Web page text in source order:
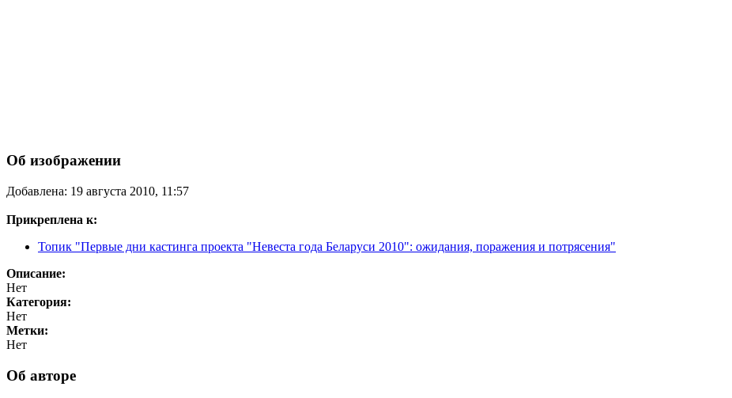
Об изображении
Добавлена: 19 августа 2010, 11:57
Прикреплена к:
Топик "Первые дни кастинга проекта "Невеста года Беларуси 2010": ожидания, поражения и потрясения"
Описание:
Нет
Категория:
Нет
Метки:
Нет
Об авторе